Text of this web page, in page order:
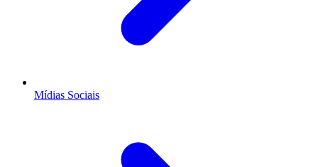
Mídias Sociais